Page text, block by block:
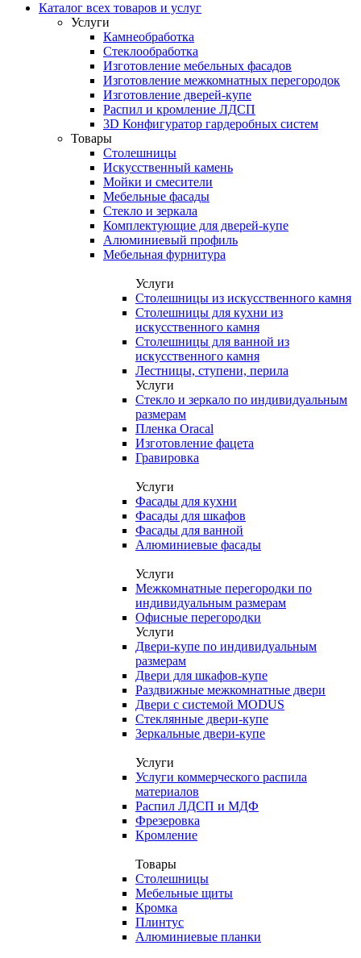
Каталог всех товаров и услуг
Услуги
Камнеобработка
Стеклообработка
Изготовление мебельных фасадов
Изготовление межкомнатных перегородок
Изготовление дверей-купе
Распил и кромление ЛДСП
3D Конфигуратор гардеробных систем
Товары
Столешницы
Искусственный камень
Мойки и смесители
Мебельные фасады
Стекло и зеркала
Комплектующие для дверей-купе
Алюминиевый профиль
Мебельная фурнитура
Услуги
Столешницы из искусственного камня
Столешницы для кухни из
искусственного камня
Столешницы для ванной из
искусственного камня
Лестницы, ступени, перила
Услуги
Стекло и зеркало по индивидуальным
размерам
Пленка Oracal
Изготовление фацета
Гравировка
Услуги
Фасады для кухни
Фасады для шкафов
Фасады для ванной
Алюминиевые фасады
Услуги
Межкомнатные перегородки по
индивидуальным размерам
Офисные перегородки
Услуги
Двери-купе по индивидуальным
размерам
Двери для шкафов-купе
Раздвижные межкомнатные двери
Двери с системой MODUS
Стеклянные двери-купе
Зеркальные двери-купе
Услуги
Услуги коммерческого распила
материалов
Распил ЛДСП и МДФ
Фрезеровка
Кромление
Товары
Столешницы
Мебельные щиты
Кромка
Плинтус
Алюминиевые планки